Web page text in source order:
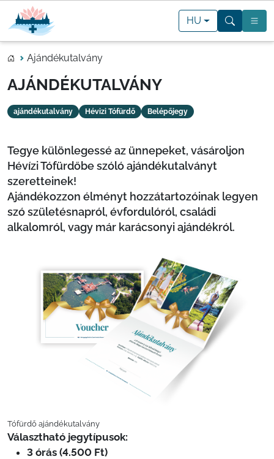
HU
Ajándékutalvány
AJÁNDÉKUTALVÁNY
ajándékutalvány Hévizi Tófürdő Belépőjegy
Tegye különlegessé az ünnepeket, vásároljon
Hévízi Tófürdőbe szóló ajándékutalványt
szeretteinek!
Ajándékozzon élményt hozzátartozóinak legyen
szó születésnapról, évfordulóról, családi
alkalomról, vagy már karácsonyi ajándékról.
Tófürdő ajándékutalvány
Választható jegytípusok:
3 órás (4.500 Ft)